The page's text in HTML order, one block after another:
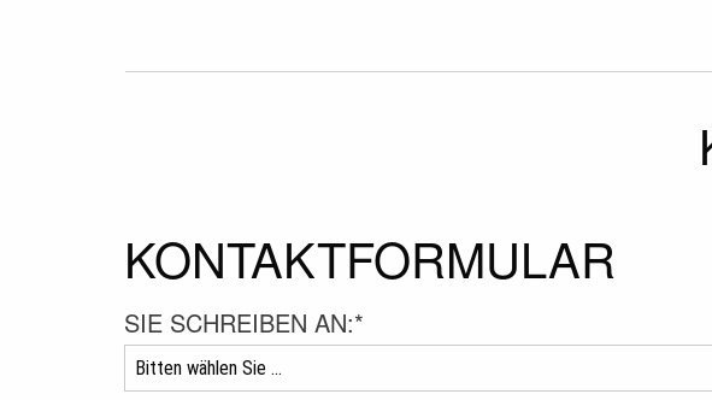
KONTAKTFORMULAR
SIE SCHREIBEN AN:*